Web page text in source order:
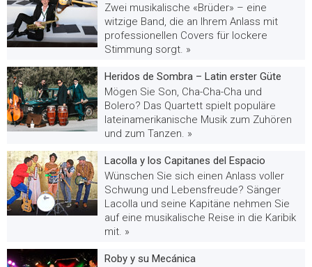
Zwei musikalische «Brüder» – eine
witzige Band, die an Ihrem Anlass mit
professionellen Covers für lockere
Stimmung sorgt. »
Heridos de Sombra – Latin erster Güte
Mögen Sie Son, Cha-Cha-Cha und
Bolero? Das Quartett spielt populäre
lateinamerikanische Musik zum Zuhören
und zum Tanzen. »
Lacolla y los Capitanes del Espacio
Wünschen Sie sich einen Anlass voller
Schwung und Lebensfreude? Sänger
Lacolla und seine Kapitäne nehmen Sie
auf eine musikalische Reise in die Karibik
mit. »
Roby y su Mecánica